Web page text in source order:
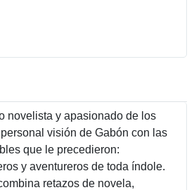
novelista y apasionado de los
visión de Gabón con las
que le precedieron:
y aventureros de toda índole.
retazos de novela,